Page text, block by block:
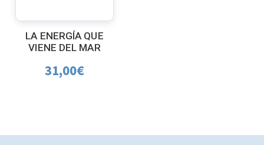
LA ENERGÍA QUE
VIENE DEL MAR
31,00€